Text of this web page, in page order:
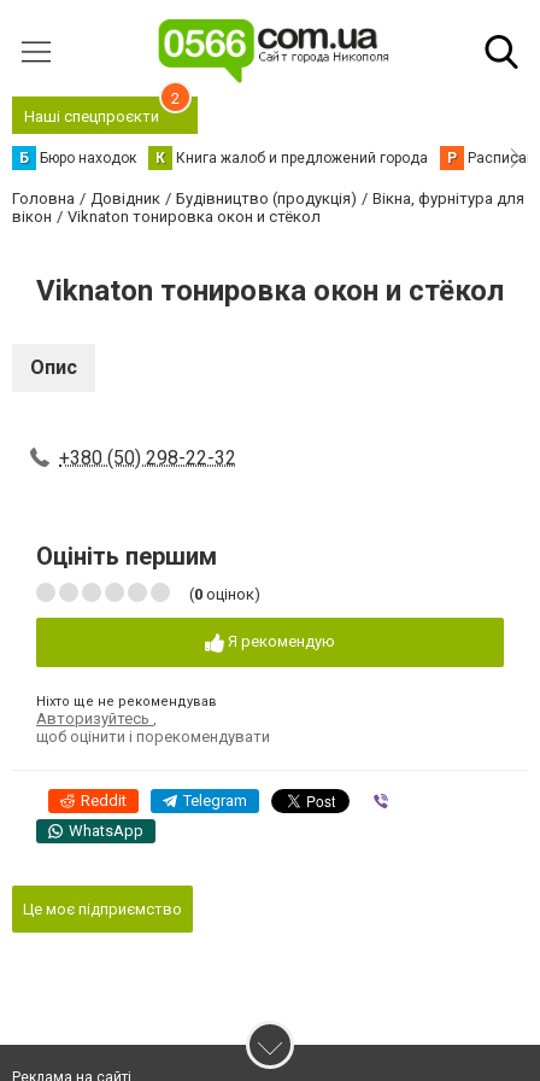
Наші спецпроєкти
2
Б Бюро находок К Книга жалоб и предложений города Р
Головна Довідник Будівництво (продукція)
Вікна, фурнітура для
вікон
Viknaton тонировка окон и стёкол
Viknaton тонировка окон и стёкол
Опис
+380 (50) 298-22-32
Оцініть першим
(0 оцінок)
Я рекомендую
Ніхто ще не рекомендував
Авторизуйтесь
щоб оцінити і порекомендувати
Reddit Telegram
WhatsApp
Це моє підприємство
Реклама на сайті